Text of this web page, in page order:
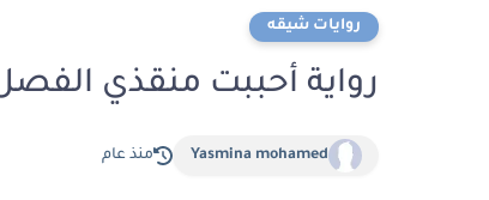
روايات شيقه
رواية أحببت منقذي الفصل السادس 6
Yasmina mohamed منذ عام